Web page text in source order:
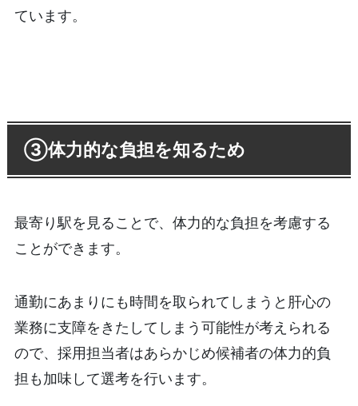
ています。
③体力的な負担を知るため
最寄り駅を見ることで、体力的な負担を考慮する
ことができます。
通勤にあまりにも時間を取られてしまうと肝心の
業務に支障をきたしてしまう可能性が考えられる
ので、採用担当者はあらかじめ候補者の体力的負
担も加味して選考を行います。